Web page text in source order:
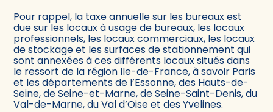
Pour rappel, la taxe annuelle sur les bureaux est
due sur les locaux à usage de bureaux, les locaux
professionnels, les locaux commerciaux, les locaux
de stockage et les surfaces de stationnement qui
sont annexées à ces différents locaux situés dans
le ressort de la région Ile-de-France, à savoir Paris
et les départements de l’Essonne, des Hauts-de-
Seine, de Seine-et-Marne, de Seine-Saint-Denis, du
Val-de-Marne, du Val d’Oise et des Yvelines.